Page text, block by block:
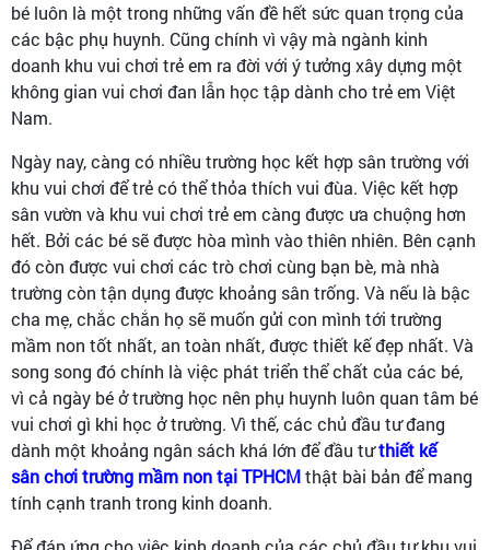
bé luôn là một trong những vấn đề hết sức quan trọng của
các bậc phụ huynh. Cũng chính vì vậy mà ngành kinh
doanh khu vui chơi trẻ em ra đời với ý tưởng xây dựng một
không gian vui chơi đan lẫn học tập dành cho trẻ em Việt
Nam.
Ngày nay, càng có nhiều trường học kết hợp sân trường với
khu vui chơi để trẻ có thể thỏa thích vui đùa. Việc kết hợp
sân vườn và khu vui chơi trẻ em càng được ưa chuộng hơn
hết. Bởi các bé sẽ được hòa mình vào thiên nhiên. Bên cạnh
đó còn được vui chơi các trò chơi cùng bạn bè, mà nhà
trường còn tận dụng được khoảng sân trống. Và nếu là bậc
cha mẹ, chắc chắn họ sẽ muốn gửi con mình tới trường
mầm non tốt nhất, an toàn nhất, được thiết kế đẹp nhất. Và
song song đó chính là việc phát triển thể chất của các bé,
vì cả ngày bé ở trường học nên phụ huynh luôn quan tâm bé
vui chơi gì khi học ở trường. Vì thế, các chủ đầu tư đang
dành một khoảng ngân sách khá lớn để đầu tưthiết kế
sân chơi trường mầm non tại TPHCMthật bài bản để mang
tính cạnh tranh trong kinh doanh.